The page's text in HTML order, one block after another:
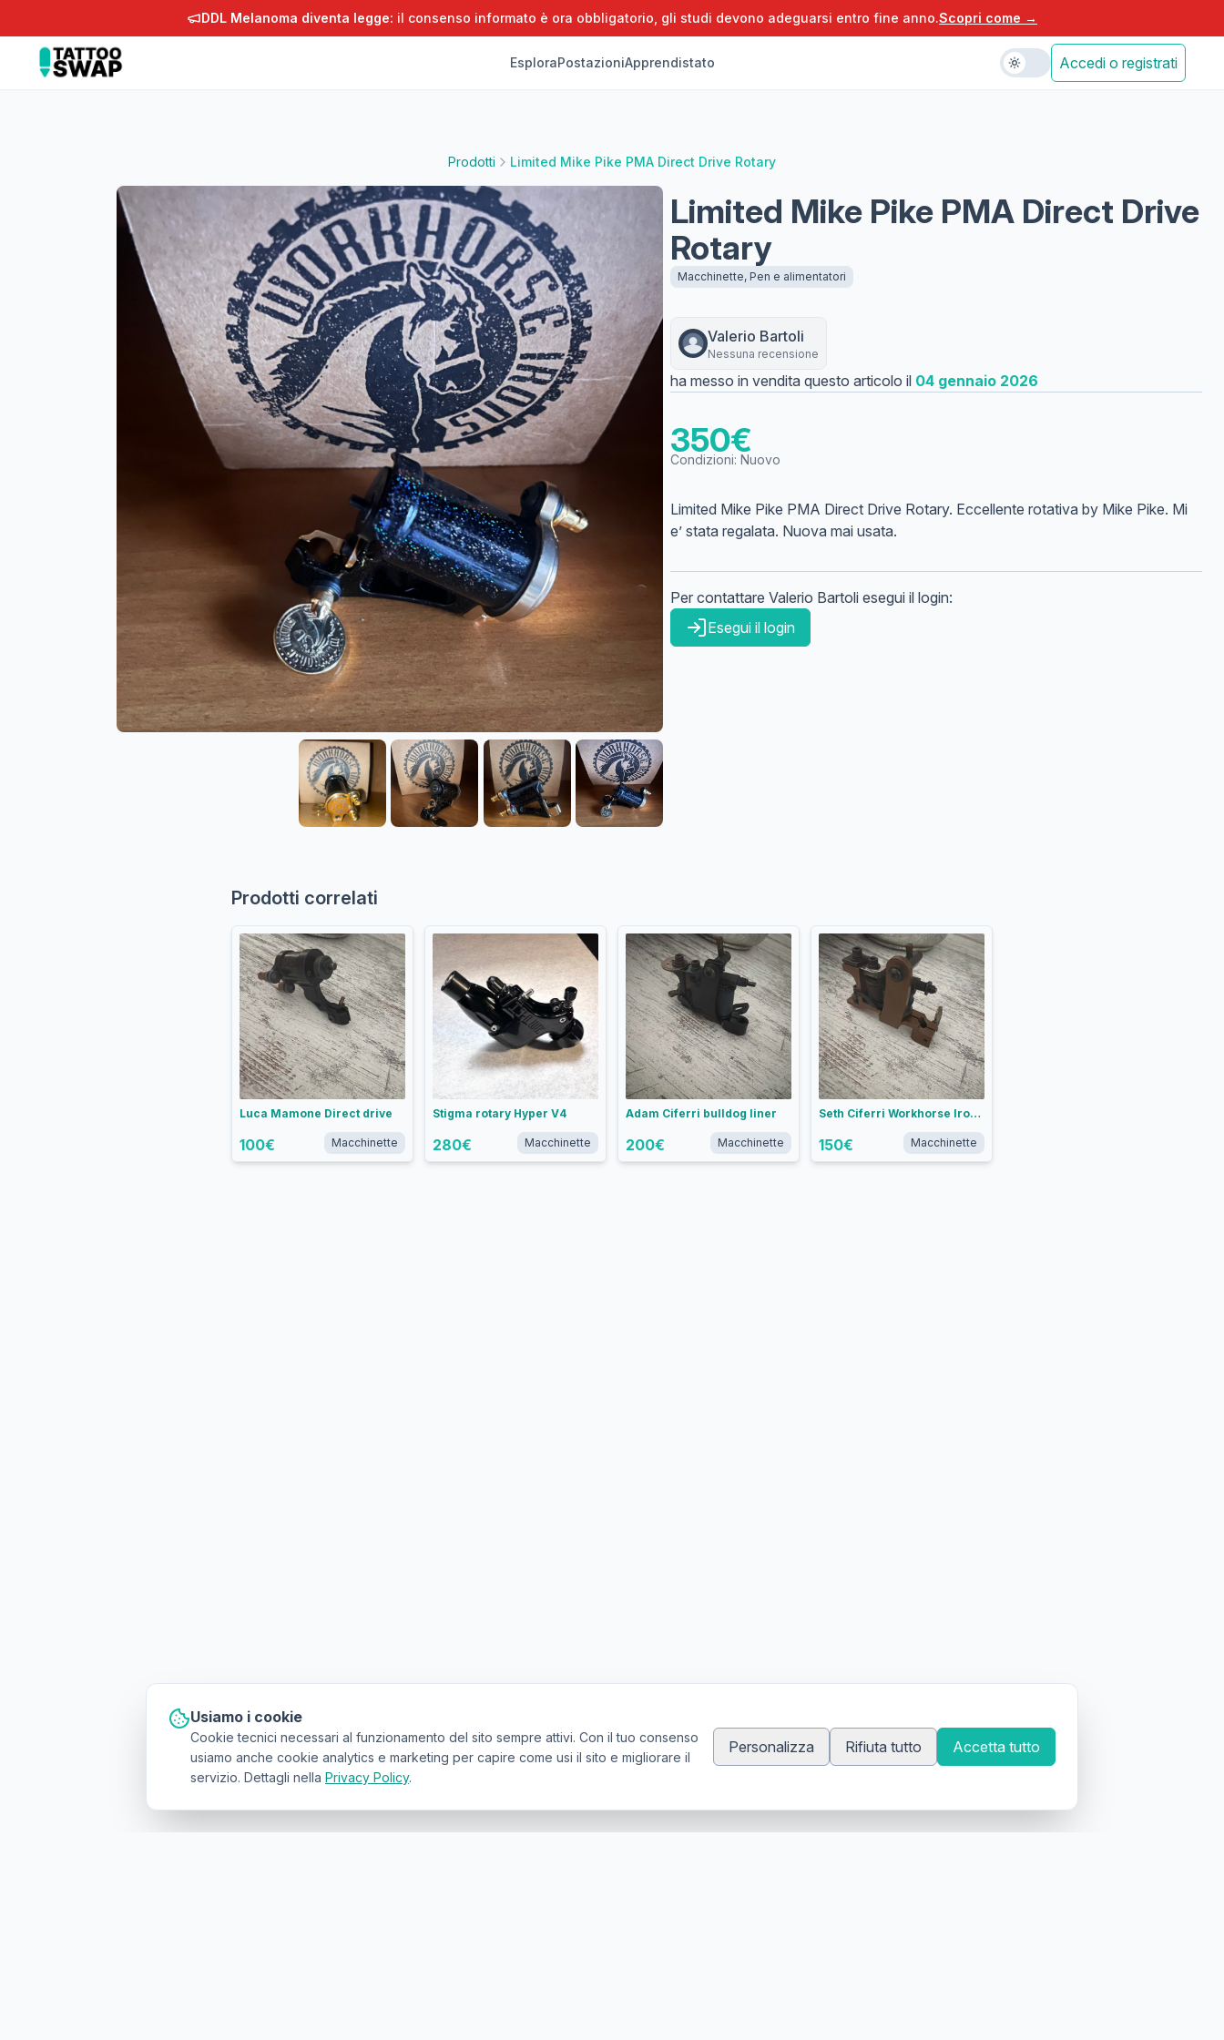
DDL Melanoma diventa legge: il consenso informato è ora obbligatorio, gli studi devono adeguarsi entro fine anno.Scopri come →
EsploraPostazioniApprendistato Accedi o registrati
Prodotti Limited Mike Pike PMA Direct Drive Rotary
Limited Mike Pike PMA Direct Drive
Rotary
Macchinette, Pen e alimentatori
Valerio Bartoli
Nessuna recensione
ha messo in vendita questo articolo il 04 gennaio 2026
350€
Condizioni: Nuovo
Limited Mike Pike PMA Direct Drive Rotary. Eccellente rotativa by Mike Pike. Mi
e’ stata regalata. Nuova mai usata.
Per contattare Valerio Bartoli esegui il login:
Esegui il login
Prodotti correlati
Luca Mamone Direct drive
100€ Macchinette
Stigma rotary Hyper V4
280€ Macchinette
Adam Ciferri bulldog liner
200€ Macchinette
Seth Ciferri Workhorse Irons Weiner Dog liner
150€ Macchinette
Usiamo i cookie
Cookie tecnici necessari al funzionamento del sito sempre attivi. Con il tuo consenso
usiamo anche cookie analytics e marketing per capire come usi il sito e migliorare il
servizio. Dettagli nella Privacy Policy.
Personalizza Rifiuta tutto Accetta tutto